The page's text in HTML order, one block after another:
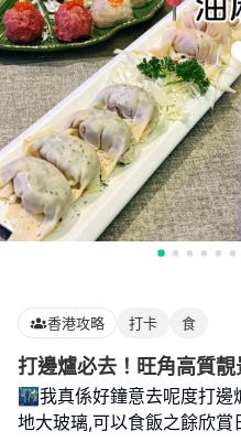
香港攻略 打卡 食
打邊爐必去！旺角高質
🌃我真係好鐘意去呢度打邊
地大玻璃,可以食飯之餘欣